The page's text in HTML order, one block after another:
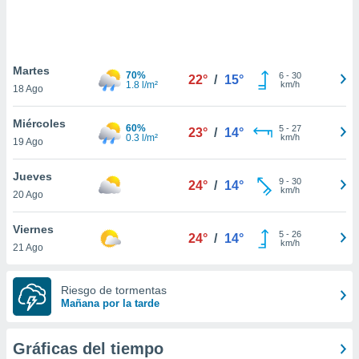
únicos
similares
como
sitio
de
posible
traten tus
en
Para
su
Martes
18 Ago
70%
1.8 l/m²
22° / 15° 6- 30
km/h
Miércoles
19 Ago
60%
0.3 l/m²
23° / 14° 5- 27
km/h
Jueves
20 Ago
24° / 14° 9- 30
km/h
Viernes
21 Ago
24° / 14° 5- 26
km/h
Riesgo de tormentas
Mañana por la tarde
Gráficas del tiempo